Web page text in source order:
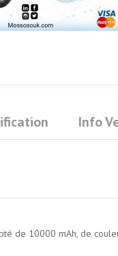
Info
de 10000 mAh, de